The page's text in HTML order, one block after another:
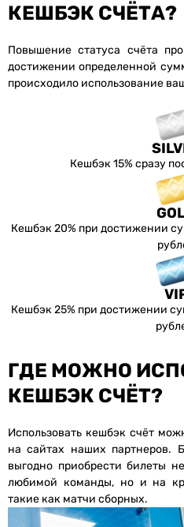
КЕШБЭК СЧЁТА?
Повышение статуса счёта
достижении определенной
происходило использование
Кешбэк 15% сразу
Кешбэк 20% при достижении
Кешбэк 25% при достижении
ГДЕ МОЖНО
КЕШБЭК СЧЁТ?
Использовать кешбэк счёт
на сайтах наших партнеров.
выгодно приобрести билеты
любимой команды, но и на
такие как матчи сборных.